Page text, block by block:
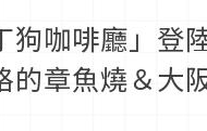
狗咖啡廳」登
的章魚燒＆大